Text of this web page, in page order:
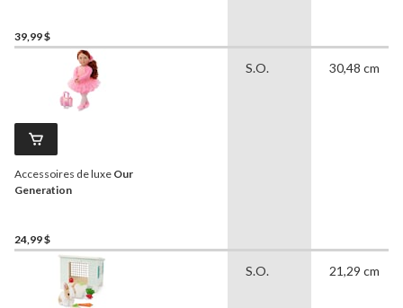
39,99 $
Accessoires de luxe Our
Generation
24,99 $
S.O. 30,48 cm
S.O. 21,29 cm